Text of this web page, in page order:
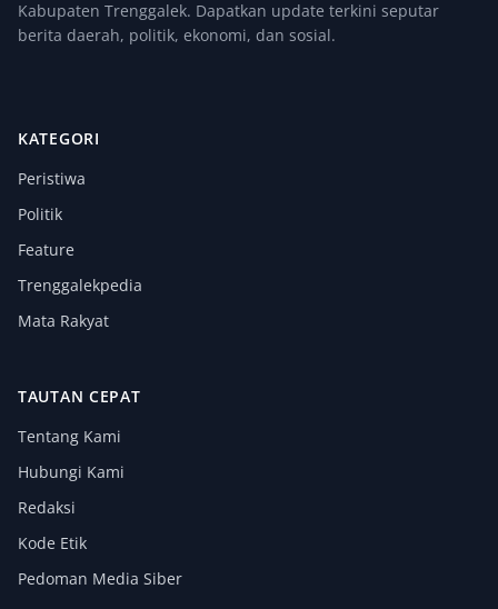
Kabupaten Trenggalek. Dapatkan update terkini seputar
berita daerah, politik, ekonomi, dan sosial.
KATEGORI
Peristiwa
Politik
Feature
Trenggalekpedia
Mata Rakyat
TAUTAN CEPAT
Tentang Kami
Hubungi Kami
Redaksi
Kode Etik
Pedoman Media Siber